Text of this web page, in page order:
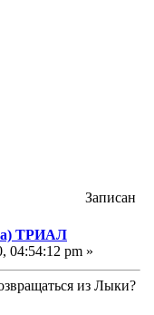
Записан
ТРИАЛ
04:54:12 pm »
из Лыки?